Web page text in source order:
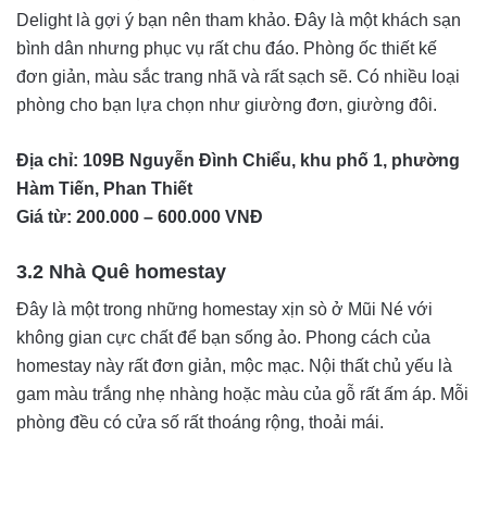
Delight là gợi ý bạn nên tham khảo. Đây là một khách sạn
bình dân nhưng phục vụ rất chu đáo. Phòng ốc thiết kế
đơn giản, màu sắc trang nhã và rất sạch sẽ. Có nhiều loại
phòng cho bạn lựa chọn như giường đơn, giường đôi.
Địa chỉ: 109B Nguyễn Đình Chiểu, khu phố 1, phường
Hàm Tiến, Phan Thiết
Giá từ: 200.000 – 600.000 VNĐ
3.2 Nhà Quê homestay
Đây là một trong những homestay xịn sò ở Mũi Né với
không gian cực chất để bạn sống ảo. Phong cách của
homestay này rất đơn giản, mộc mạc. Nội thất chủ yếu là
gam màu trắng nhẹ nhàng hoặc màu của gỗ rất ấm áp. Mỗi
phòng đều có cửa số rất thoáng rộng, thoải mái.